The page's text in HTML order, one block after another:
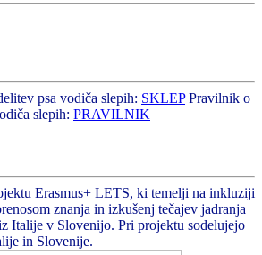
psa vodiča slepih: SKLEPPravilnik o
slepih: PRAVILNIK
Erasmus+ LETS, ki temelji na inkluziji
znanja in izkušenj tečajev jadranja
Italije v Slovenijo. Pri projektu sodelujejo
in Slovenije.